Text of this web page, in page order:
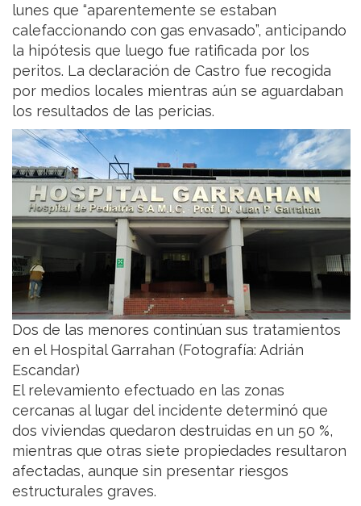
lunes que “aparentemente se estaban
calefaccionando con gas envasado”, anticipando
la hipótesis que luego fue ratificada por los
peritos. La declaración de Castro fue recogida
por medios locales mientras aún se aguardaban
los resultados de las pericias.
Dos de las menores continúan sus tratamientos
en el Hospital Garrahan (Fotografía: Adrián
Escandar)
El relevamiento efectuado en las zonas
cercanas al lugar del incidente determinó que
dos viviendas quedaron destruidas en un 50 %,
mientras que otras siete propiedades resultaron
afectadas, aunque sin presentar riesgos
estructurales graves.